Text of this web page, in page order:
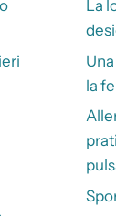
La
la